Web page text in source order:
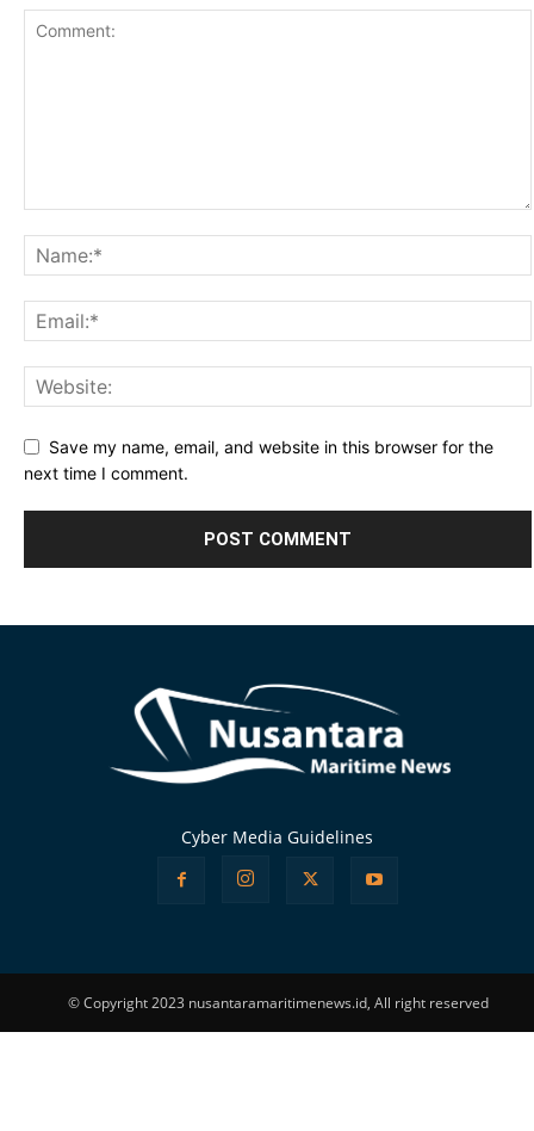
Save my name, email, and website in this browser for the
next time I comment.
Cyber Media Guidelines
© Copyright 2023 nusantaramaritimenews.id, All right reserved